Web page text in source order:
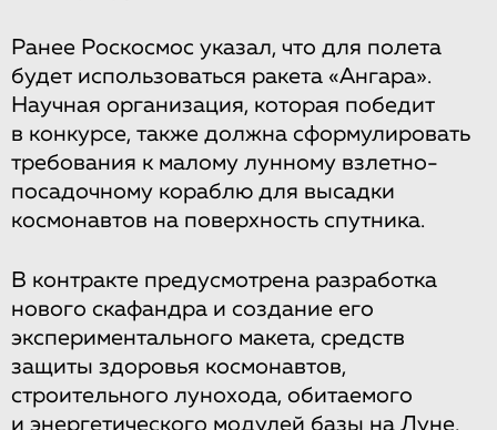
Ранее Роскосмос указал, что для полета
будет использоваться ракета «Ангара».
Научная организация, которая победит
в конкурсе, также должна сформулировать
требования к малому лунному взлетно-
посадочному кораблю для высадки
космонавтов на поверхность спутника.
В контракте предусмотрена разработка
нового скафандра и создание его
экспериментального макета, средств
защиты здоровья космонавтов,
строительного лунохода, обитаемого
и энергетического модулей базы на Луне,